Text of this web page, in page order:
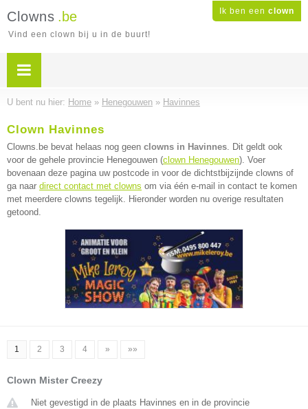
Ik ben een clown
Clowns .be
Vind een clown bij u in de buurt!
U bent nu hier: Home » Henegouwen » Havinnes
Clown Havinnes
Clowns.be bevat helaas nog geen clowns in Havinnes. Dit geldt ook
voor de gehele provincie Henegouwen (clown Henegouwen). Voer
bovenaan deze pagina uw postcode in voor de dichtstbijzijnde clowns of
ga naar direct contact met clowns om via één e-mail in contact te komen
met meerdere clowns tegelijk. Hieronder worden nu overige resultaten
getoond.
1 2 3 4 » »»
Clown Mister Creezy
Niet gevestigd in de plaats Havinnes en in de provincie